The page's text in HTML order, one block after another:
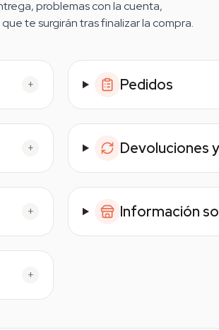
problemas con la cuenta,
te surgirán tras finalizar la compra.
+ Pedidos
+ Devoluciones
+ Información
+